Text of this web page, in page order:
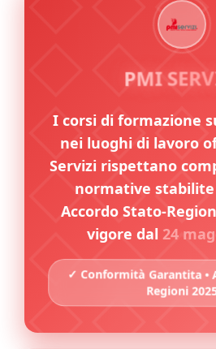
PMI
I corsi di formazione
nei luoghi di lavoro
Servizi rispettano
normative
Accordo Stato-
vigore dal 24
✓ Conformità Garantita •
Regioni 2025